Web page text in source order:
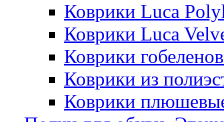
Коврики Luca
Коврики Luca
Коврики
Коврики из
Коврики